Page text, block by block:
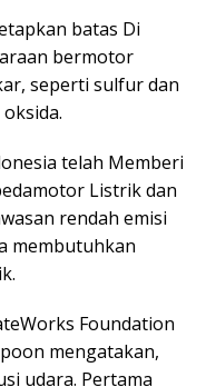
batas Di
bermotor
seperti sulfur dan
telah Memberi
Listrik dan
rendah emisi
membutuhkan
Foundation
mengatakan,
udara. Pertama